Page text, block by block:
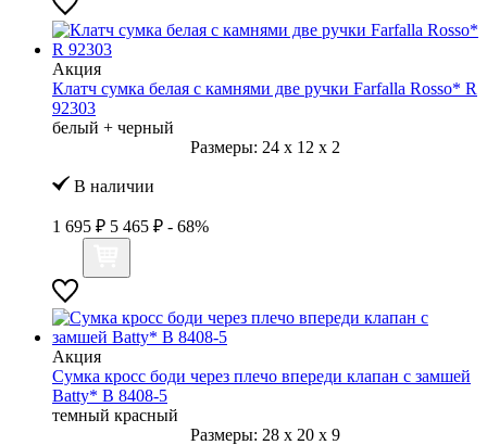
Акция
Клатч сумка белая с камнями две ручки Farfalla Rosso* R
92303
белый + черный
Размеры: 24 x 12 x 2
В наличии
1 695 ₽ 5 465 ₽ - 68%
Акция
Сумка кросс боди через плечо впереди клапан с замшей
Batty* B 8408-5
темный красный
Размеры: 28 x 20 x 9